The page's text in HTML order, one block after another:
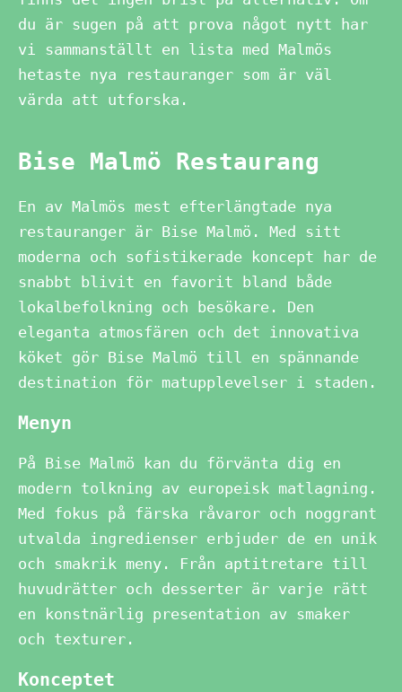
du är sugen på att prova något nytt har
vi sammanställt en lista med Malmös
hetaste nya restauranger som är väl
värda att utforska.
Bise Malmö Restaurang
En av Malmös mest efterlängtade nya
restauranger är Bise Malmö. Med sitt
moderna och sofistikerade koncept har de
snabbt blivit en favorit bland både
lokalbefolkning och besökare. Den
eleganta atmosfären och det innovativa
köket gör Bise Malmö till en spännande
destination för matupplevelser i staden.
Menyn
På Bise Malmö kan du förvänta dig en
modern tolkning av europeisk matlagning.
Med fokus på färska råvaror och noggrant
utvalda ingredienser erbjuder de en unik
och smakrik meny. Från aptitretare till
huvudrätter och desserter är varje rätt
en konstnärlig presentation av smaker
och texturer.
Konceptet